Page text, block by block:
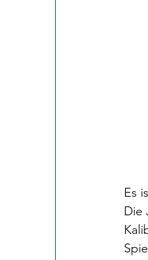
Es
Die